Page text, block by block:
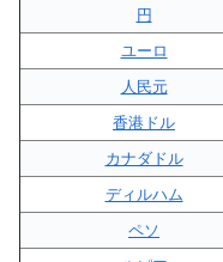
円
ユーロ
人民元
香港ドル
カナダドル
ディルハム
ペソ